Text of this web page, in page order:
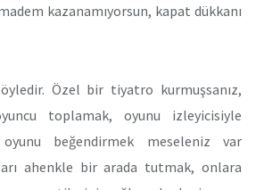
kazanamıyorsun, kapat dükkanı
Özel bir tiyatro kurmuşsanız,
toplamak, oyunu izleyicisiyle
beğendirmek meseleniz var
ahenkle bir arada tutmak, onlara